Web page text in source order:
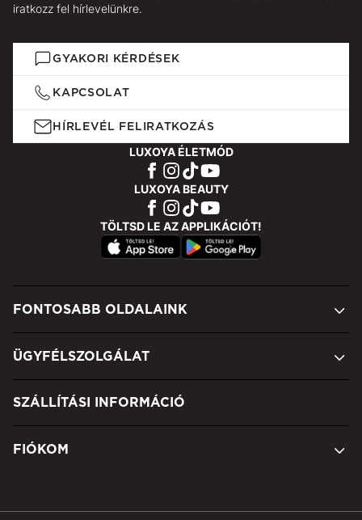
iratkozz fel hírlevelünkre.
GYAKORI KÉRDÉSEK
KAPCSOLAT
HÍRLEVÉL FELIRATKOZÁS
LUXOYA ÉLETMÓD
LUXOYA BEAUTY
TÖLTSD LE AZ APPLIKÁCIÓT!
FONTOSABB OLDALAINK
ÜGYFÉLSZOLGÁLAT
SZÁLLÍTÁSI INFORMÁCIÓ
FIÓKOM